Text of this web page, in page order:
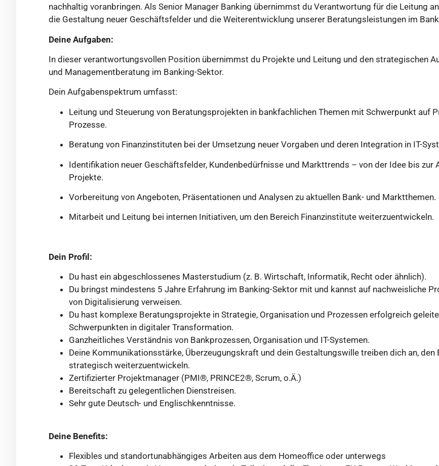
nachhaltig voranbringen. Als Senior Manager Banking übernimmst du Verantwortung für die Leitung
die Gestaltung neuer Geschäftsfelder und die Weiterentwicklung unserer Beratungsleistungen im
Deine Aufgaben:
In dieser verantwortungsvollen Position übernimmst du Projekte und Leitung und den strategischen
und Managementberatung im Banking-Sektor.
Dein Aufgabenspektrum umfasst:
Leitung und Steuerung von Beratungsprojekten in bankfachlichen Themen mit Schwerpunkt auf
Prozesse.
Beratung von Finanzinstituten bei der Umsetzung neuer Vorgaben und deren Integration in IT-
Identifikation neuer Geschäftsfelder, Kundenbedürfnisse und Markttrends – von der Idee bis zur
Projekte.
Vorbereitung von Angeboten, Präsentationen und Analysen zu aktuellen Bank- und Marktthemen.
Mitarbeit und Leitung bei internen Initiativen, um den Bereich Finanzinstitute weiterzuentwickeln.
Dein Profil:
Du hast ein abgeschlossenes Masterstudium (z. B. Wirtschaft, Informatik, Recht oder ähnlich).
Du bringst mindestens 5 Jahre Erfahrung im Banking-Sektor mit und kannst auf nachweisliche
von Digitalisierung verweisen.
Du hast komplexe Beratungsprojekte in Strategie, Organisation und Prozessen erfolgreich
Schwerpunkten in digitaler Transformation.
Ganzheitliches Verständnis von Bankprozessen, Organisation und IT-Systemen.
Deine Kommunikationsstärke, Überzeugungskraft und dein Gestaltungswille treiben dich an, den
strategisch weiterzuentwickeln.
Zertifizierter Projektmanager (PMI®, PRINCE2®, Scrum, o.Ä.)
Bereitschaft zu gelegentlichen Dienstreisen.
Sehr gute Deutsch- und Englischkenntnisse.
Deine Benefits:
Flexibles und standortunabhängiges Arbeiten aus dem Homeoffice oder unterwegs